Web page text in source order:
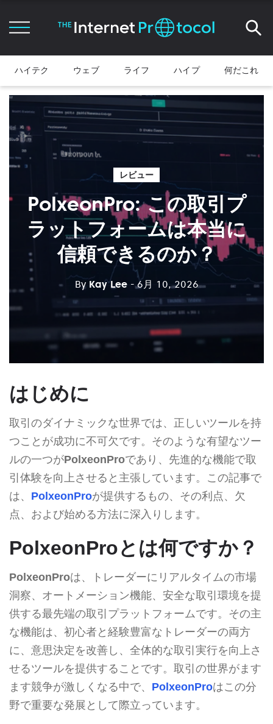
ハイテク ウェブ ライフ ハイプ 何だこれ
レビュー
PolxeonPro: この取引プ
ラットフォームは本当に
信頼できるのか？
By Kay Lee - 6月 10, 2026
はじめに
取引のダイナミックな世界では、正しいツールを持
つことが成功に不可欠です。そのような有望なツー
ルの一つがPolxeonProであり、先進的な機能で取
引体験を向上させると主張しています。この記事で
は、 PolxeonProが提供するもの、その利点、欠
点、および始める方法に深入りします。
PolxeonProとは何ですか？
PolxeonProは、トレーダーにリアルタイムの市場
洞察、オートメーション機能、安全な取引環境を提
供する最先端の取引プラットフォームです。その主
な機能は、初心者と経験豊富なトレーダーの両方
に、意思決定を改善し、全体的な取引実行を向上さ
せるツールを提供することです。取引の世界がます
ます競争が激しくなる中で、 PolxeonProはこの分
野で重要な発展として際立っています。